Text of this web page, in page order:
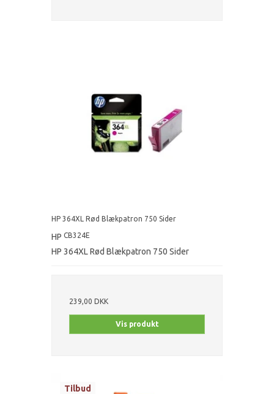
HP 364XL Rød Blækpatron 750 Sider
HP CB324E
HP 364XL Rød Blækpatron 750 Sider
239,00 DKK
Vis produkt
Tilbud